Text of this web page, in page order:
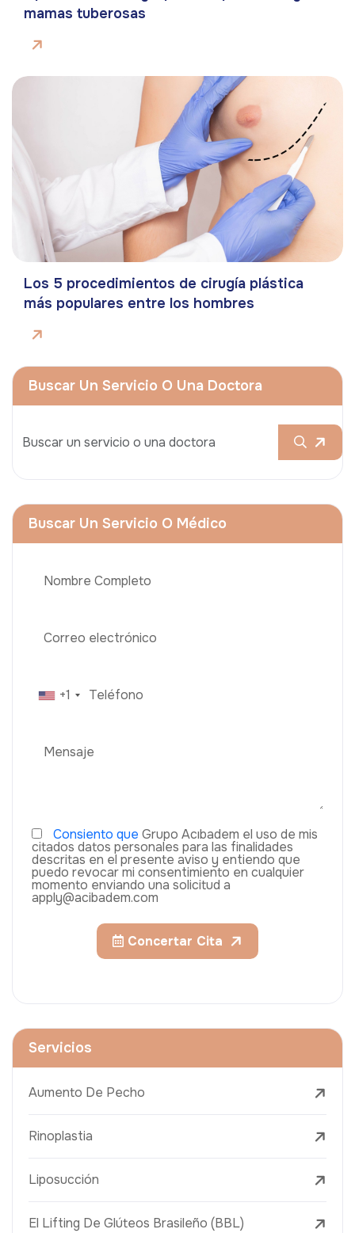
mamas tuberosas
Los 5 procedimientos de cirugía plástica
más populares entre los hombres
Buscar Un Servicio O Una Doctora
Buscar Un Servicio O Médico
+1
Consiento que Grupo Acıbadem el uso de mis
citados datos personales para las finalidades
descritas en el presente aviso y entiendo que
puedo revocar mi consentimiento en cualquier
momento enviando una solicitud a
apply@acibadem.com
Concertar Cita
Servicios
Aumento De Pecho
Rinoplastia
Liposucción
El Lifting De Glúteos Brasileño (BBL)